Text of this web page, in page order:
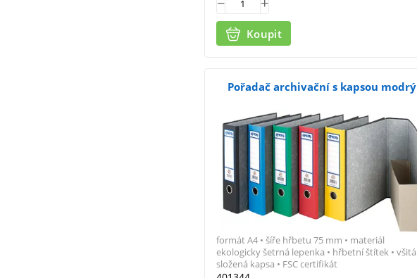
Koupit
Pořadač archivační s kapsou modrý
formát A4 • šíře hřbetu 75 mm • materiál
ekologicky šetrná lepenka • hřbetní štítek • všitá
složená kapsa • FSC certifikát